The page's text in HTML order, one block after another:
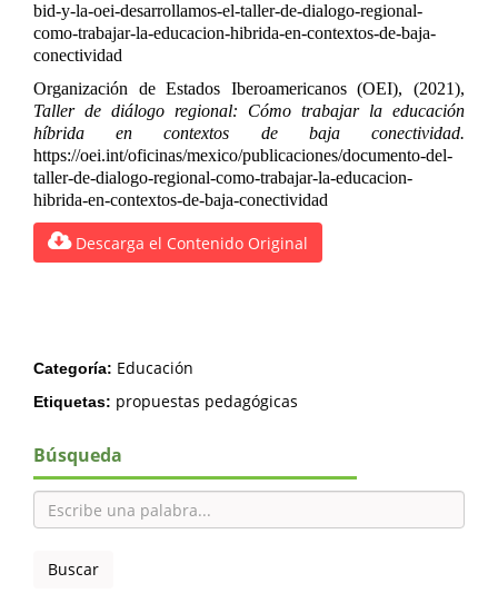
bid-y-la-oei-desarrollamos-el-taller-de-dialogo-regional-
como-trabajar-la-educacion-hibrida-en-contextos-de-baja-
conectividad
Organización de Estados Iberoamericanos (OEI), (2021),
Taller de diálogo regional: Cómo trabajar la educación
híbrida en contextos de baja conectividad.
https://oei.int/oficinas/mexico/publicaciones/documento-del-
taller-de-dialogo-regional-como-trabajar-la-educacion-
hibrida-en-contextos-de-baja-conectividad
Descarga el Contenido Original
Categoría: Educación
Etiquetas: propuestas pedagógicas
Búsqueda